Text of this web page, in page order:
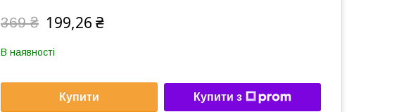
369 ₴ 199,26 ₴
В наявності
Купити Купити з